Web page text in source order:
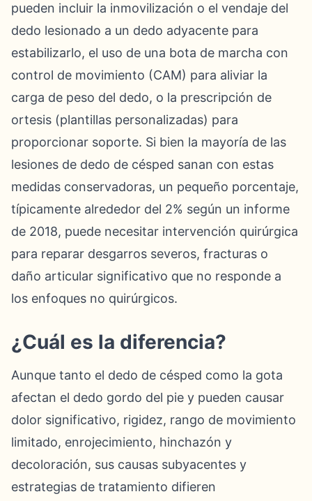
pueden incluir la inmovilización o el vendaje del
dedo lesionado a un dedo adyacente para
estabilizarlo, el uso de una bota de marcha con
control de movimiento (CAM) para aliviar la
carga de peso del dedo, o la prescripción de
ortesis (plantillas personalizadas) para
proporcionar soporte. Si bien la mayoría de las
lesiones de dedo de césped sanan con estas
medidas conservadoras, un pequeño porcentaje,
típicamente alrededor del 2% según un informe
de 2018, puede necesitar intervención quirúrgica
para reparar desgarros severos, fracturas o
daño articular significativo que no responde a
los enfoques no quirúrgicos.
¿Cuál es la diferencia?
Aunque tanto el dedo de césped como la gota
afectan el dedo gordo del pie y pueden causar
dolor significativo, rigidez, rango de movimiento
limitado, enrojecimiento, hinchazón y
decoloración, sus causas subyacentes y
estrategias de tratamiento difieren